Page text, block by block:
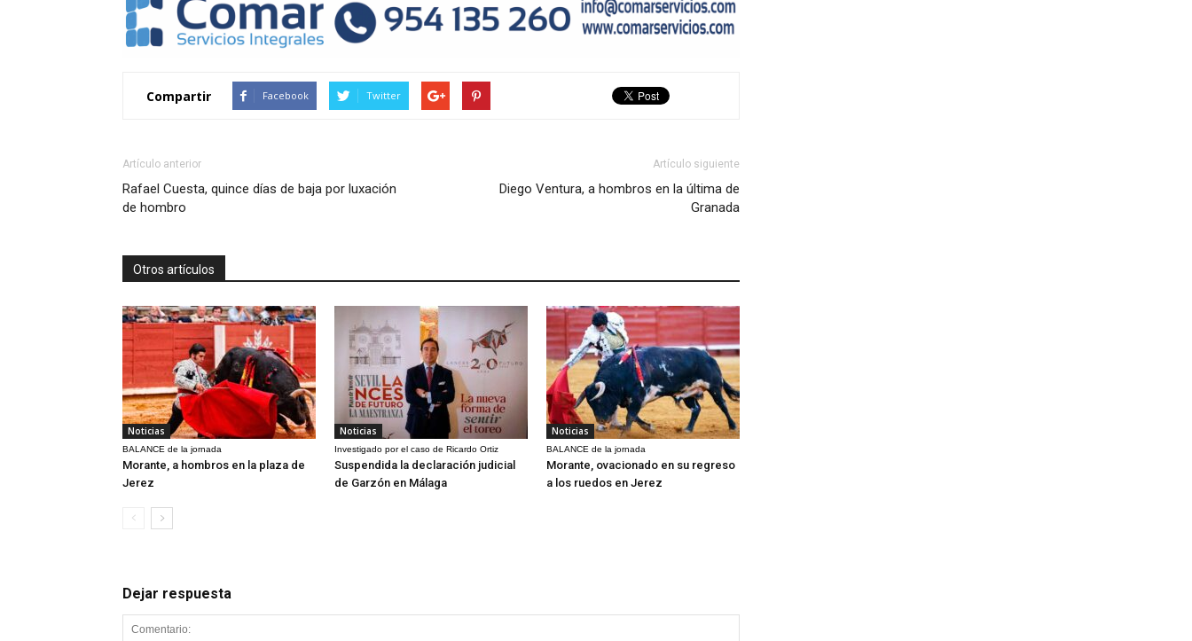
Compartir Facebook Twitter
Artículo anterior
Rafael Cuesta, quince días de baja por luxación
de hombro
Artículo siguiente
Diego Ventura, a hombros en la última de
Granada
Otros artículos
Noticias
BALANCE de la jornada
Morante, a hombros en la plaza de
Jerez
Noticias
Investigado por el caso de Ricardo Ortiz
Suspendida la declaración judicial
de Garzón en Málaga
Noticias
BALANCE de la jornada
Morante, ovacionado en su regreso
a los ruedos en Jerez
Dejar respuesta